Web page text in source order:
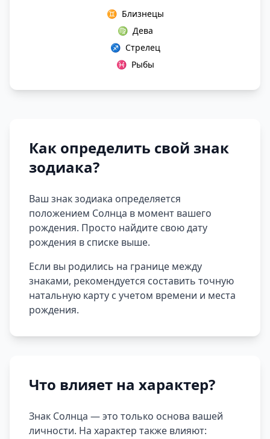
♊ Близнецы
♍ Дева
♐ Стрелец
♓ Рыбы
Как определить свой знак
зодиака?
Ваш знак зодиака определяется
положением Солнца в момент вашего
рождения. Просто найдите свою дату
рождения в списке выше.
Если вы родились на границе между
знаками, рекомендуется составить точную
натальную карту с учетом времени и места
рождения.
Что влияет на характер?
Знак Солнца — это только основа вашей
личности. На характер также влияют: